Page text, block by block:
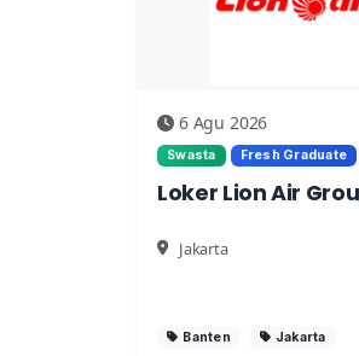
6 Agu 2026
Swasta Fresh Graduate
Loker Lion Air
Jakarta
Banten Jakarta